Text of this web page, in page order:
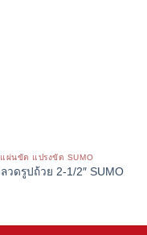
ผ่นขัด แปรงขัด SUMO
วดรูปถ้วย 2-1/2″ SUMO